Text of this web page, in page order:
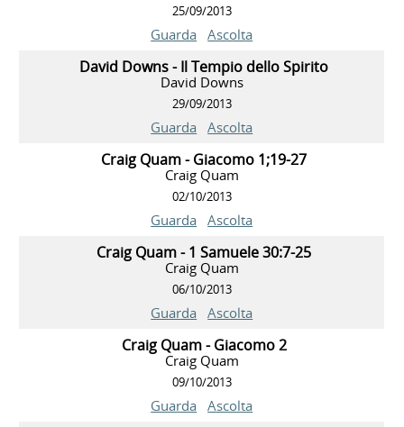
25/09/2013
Guarda Ascolta
David Downs - Il Tempio dello Spirito
David Downs
29/09/2013
Guarda Ascolta
Craig Quam - Giacomo 1;19-27
Craig Quam
02/10/2013
Guarda Ascolta
Craig Quam - 1 Samuele 30:7-25
Craig Quam
06/10/2013
Guarda Ascolta
Craig Quam - Giacomo 2
Craig Quam
09/10/2013
Guarda Ascolta